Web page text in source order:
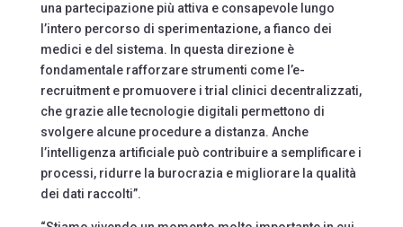
una partecipazione più attiva e consapevole lungo
l’intero percorso di sperimentazione, a fianco dei
medici e del sistema. In questa direzione è
fondamentale rafforzare strumenti come l’e-
recruitment e promuovere i trial clinici decentralizzati,
che grazie alle tecnologie digitali permettono di
svolgere alcune procedure a distanza. Anche
l’intelligenza artificiale può contribuire a semplificare i
processi, ridurre la burocrazia e migliorare la qualità
dei dati raccolti”.